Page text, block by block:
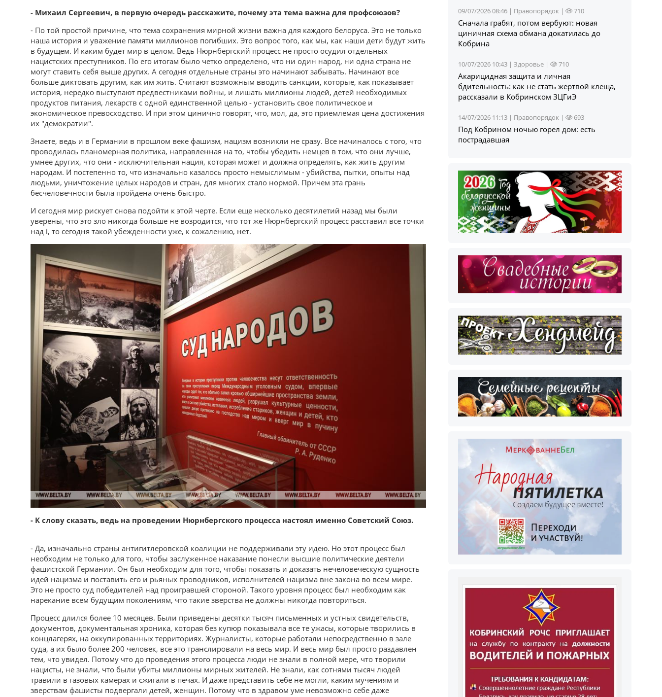
- Михаил Сергеевич, в первую очередь расскажите, почему эта тема важна для профсоюзов?
- По той простой причине, что тема сохранения мирной жизни важна для каждого белоруса. Это не только
наша история и уважение памяти миллионов погибших. Это вопрос того, как мы, как наши дети будут жить
в будущем. И каким будет мир в целом. Ведь Нюрнбергский процесс не просто осудил отдельных
нацистских преступников. По его итогам было четко определено, что ни один народ, ни одна страна не
могут ставить себя выше других. А сегодня отдельные страны это начинают забывать. Начинают все
больше диктовать другим, как им жить. Считают возможным вводить санкции, которые, как показывает
история, нередко выступают предвестниками войны, и лишать миллионы людей, детей необходимых
продуктов питания, лекарств с одной единственной целью - установить свое политическое и
экономическое превосходство. И при этом цинично говорят, что, мол, да, это приемлемая цена достижения
их "демократии".
Знаете, ведь и в Германии в прошлом веке фашизм, нацизм возникли не сразу. Все начиналось с того, что
проводилась планомерная политика, направленная на то, чтобы убедить немцев в том, что они лучше,
умнее других, что они - исключительная нация, которая может и должна определять, как жить другим
народам. И постепенно то, что изначально казалось просто немыслимым - убийства, пытки, опыты над
людьми, уничтожение целых народов и стран, для многих стало нормой. Причем эта грань
бесчеловечности была пройдена очень быстро.
И сегодня мир рискует снова подойти к этой черте. Если еще несколько десятилетий назад мы были
уверены, что это зло никогда больше не возродится, что тот же Нюрнбергский процесс расставил все точки
над i, то сегодня такой убежденности уже, к сожалению, нет.
- К слову сказать, ведь на проведении Нюрнбергского процесса настоял именно Советский Союз.
- Да, изначально страны антигитлеровской коалиции не поддерживали эту идею. Но этот процесс был
необходим не только для того, чтобы заслуженное наказание понесли высшие политические деятели
фашистской Германии. Он был необходим для того, чтобы показать и доказать нечеловеческую сущность
идей нацизма и поставить его и рьяных проводников, исполнителей нацизма вне закона во всем мире.
Это не просто суд победителей над проигравшей стороной. Такого уровня процесс был необходим как
нарекание всем будущим поколениям, что такие зверства не должны никогда повториться.
Процесс длился более 10 месяцев. Были приведены десятки тысяч письменных и устных свидетельств,
документов, документальная хроника, которая без купюр показывала все те ужасы, которые творились в
концлагерях, на оккупированных территориях. Журналисты, которые работали непосредственно в зале
суда, а их было более 200 человек, все это транслировали на весь мир. И весь мир был просто раздавлен
тем, что увидел. Потому что до проведения этого процесса люди не знали в полной мере, что творили
нацисты, не знали, что были убиты миллионы мирных жителей. Не знали, как сотнями тысяч людей
травили в газовых камерах и сжигали в печах. И даже представить себе не могли, каким мучениям и
зверствам фашисты подвергали детей, женщин. Потому что в здравом уме невозможно себе даже
09/07/2026 08:46 | Правопорядок | 710
Сначала грабят, потом вербуют: новая
циничная схема обмана докатилась до
Кобрина
10/07/2026 10:43 |Здоровье | 710
Акарицидная защита и личная
бдительность: как не стать жертвой клеща,
рассказали в Кобринском ЗЦГиЭ
14/07/2026 11:13 | Правопорядок | 693
Под Кобрином ночью горел дом: есть
пострадавшая